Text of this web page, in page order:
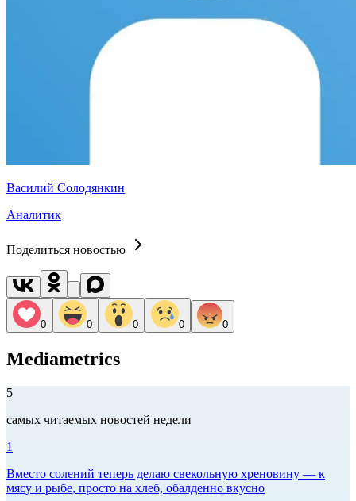
Василий Солодянкин
Аналитик
Поделиться новостью
0 0 0 0 0
Mediametrics
5
самых читаемых новостей недели
1
Вместо солений теперь делаю свекольную хреновину — к
мясу и рыбе, просто на хлеб, обалденно вкусно